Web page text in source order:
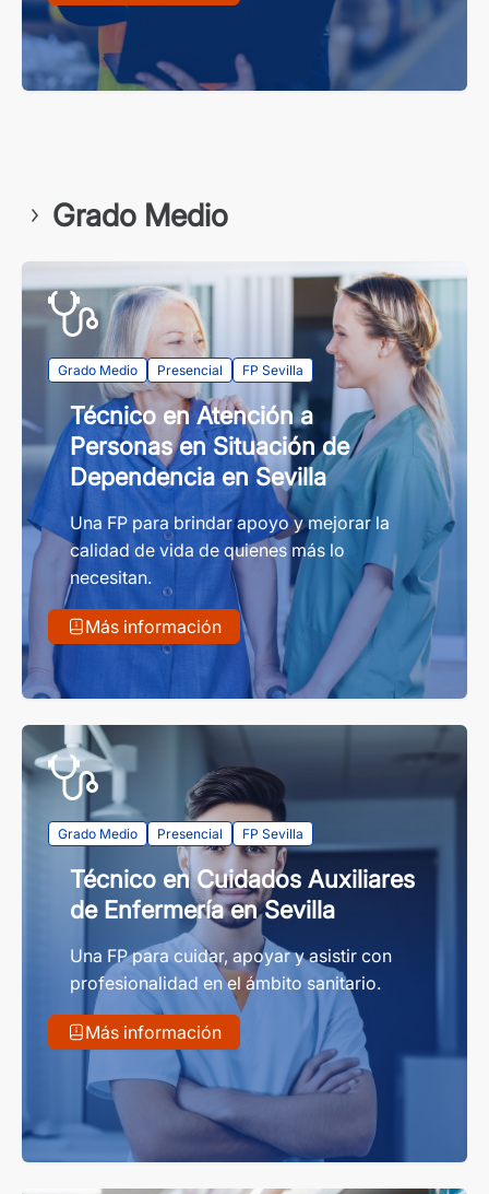
Grado Medio
Grado Medio Presencial FP Sevilla
Técnico en Atención a
Personas en Situación de
Dependencia en Sevilla
Una FP para brindar apoyo y mejorar la
calidad de vida de quienes más lo
necesitan.
Más información
Grado Medio Presencial FP Sevilla
Técnico en Cuidados Auxiliares
de Enfermería en Sevilla
Una FP para cuidar, apoyar y asistir con
profesionalidad en el ámbito sanitario.
Más información